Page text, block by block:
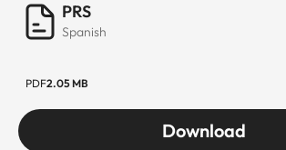
PRS
Spanish
PDF2.05 MB
Download